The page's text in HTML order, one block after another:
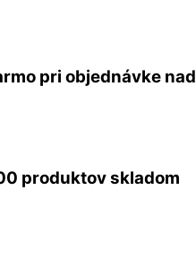
pri objednávke nad
produktov skladom